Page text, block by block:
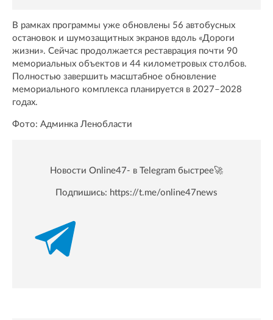
В рамках программы уже обновлены 56 автобусных
остановок и шумозащитных экранов вдоль «Дороги
жизни». Сейчас продолжается реставрация почти 90
мемориальных объектов и 44 километровых столбов.
Полностью завершить масштабное обновление
мемориального комплекса планируется в 2027–2028
годах.
Фото: Админка Ленобласти
Новости Online47- в Telegram быстрее🚀
Подпишись: https://t.me/online47news